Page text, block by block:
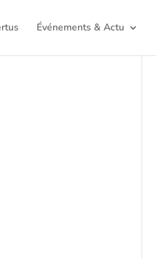
Événements & Actu